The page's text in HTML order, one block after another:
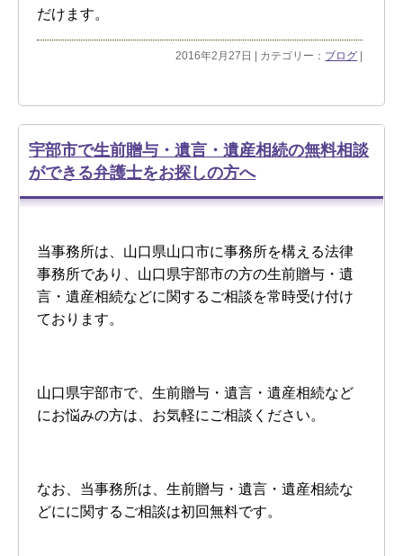
だけます。
2016年2月27日 | カテゴリー： ブログ
宇部市で生前贈与・遺言・遺産相続の無料相談
ができる弁護士をお探しの方へ
当事務所は、山口県山口市に事務所を構える法律
事務所であり、山口県宇部市の方の生前贈与・遺
言・遺産相続などに関するご相談を常時受け付け
ております。
山口県宇部市で、生前贈与・遺言・遺産相続など
にお悩みの方は、お気軽にご相談ください。
なお、当事務所は、生前贈与・遺言・遺産相続な
どにに関するご相談は初回無料です。